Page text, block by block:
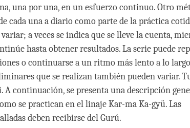
una por una, en un esfuerzo continuo. Otro
cada una a diario como parte de la práctica
a veces se indica que se lleve la cuenta,
hasta obtener resultados. La serie puede
o continuarse a un ritmo más lento a lo
que se realizan también pueden variar.
A continuación, se presenta una descripción
se practican en el linaje Kar-ma Ka-gyü. Las
deben recibirse del Gurú.